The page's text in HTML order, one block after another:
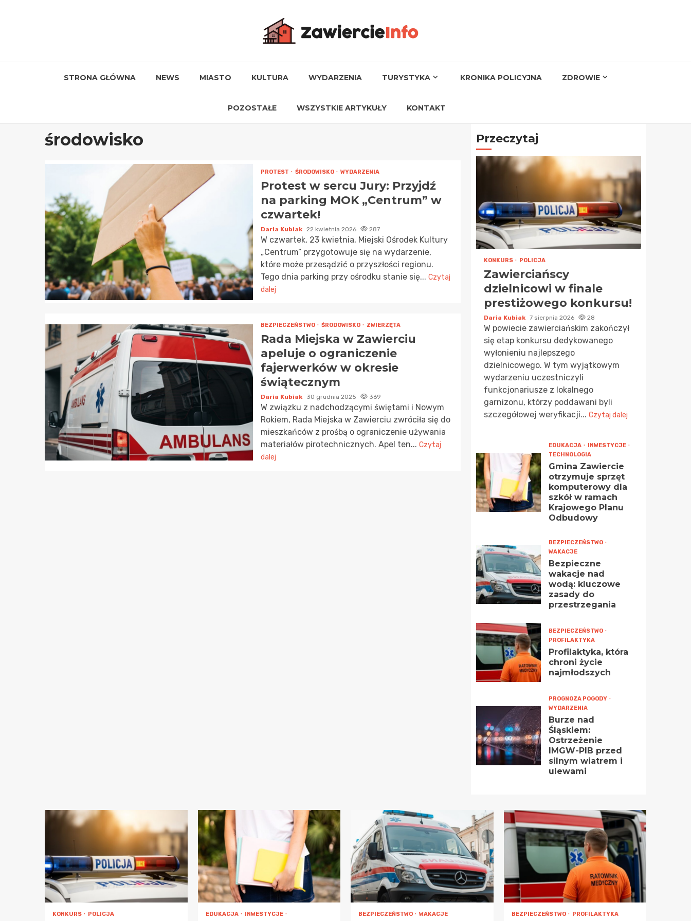
STRONA GŁÓWNA NEWS MIASTO KULTURA WYDARZENIA TURYSTYKA KRONIKA POLICYJNA ZDROWIE
POZOSTAŁE WSZYSTKIE ARTYKUŁY KONTAKT
środowisko
PROTEST ŚRODOWISKO WYDARZENIA
Protest w sercu Jury: Przyjdź
na parking MOK „Centrum” w
czwartek!
Daria Kubiak 22 kwietnia 2026 287
W czwartek, 23 kwietnia, Miejski Ośrodek Kultury
„Centrum” przygotowuje się na wydarzenie,
które może przesądzić o przyszłości regionu.
Tego dnia parking przy ośrodku stanie się... Czytaj
dalej
BEZPIECZEŃSTWO ŚRODOWISKO ZWIERZĘTA
Rada Miejska w Zawierciu
apeluje o ograniczenie
fajerwerków w okresie
świątecznym
Daria Kubiak 30 grudnia 2025 369
W związku z nadchodzącymi świętami i Nowym
Rokiem, Rada Miejska w Zawierciu zwróciła się do
mieszkańców z prośbą o ograniczenie używania
materiałów pirotechnicznych. Apel ten... Czytaj
dalej
Przeczytaj
KONKURS POLICJA
Zawierciańscy
dzielnicowi w finale
prestiżowego konkursu!
Daria Kubiak 7 sierpnia 2026 28
W powiecie zawierciańskim zakończył
się etap konkursu dedykowanego
wyłonieniu najlepszego
dzielnicowego. W tym wyjątkowym
wydarzeniu uczestniczyli
funkcjonariusze z lokalnego
garnizonu, którzy poddawani byli
szczegółowej weryfikacji... Czytaj dalej
EDUKACJA
INWESTYCJE
TECHNOLOGIA
Gmina Zawiercie
otrzymuje sprzęt
komputerowy dla
szkół w ramach
Krajowego Planu
Odbudowy
BEZPIECZEŃSTWO
WAKACJE
Bezpieczne
wakacje nad
wodą: kluczowe
zasady do
przestrzegania
BEZPIECZEŃSTWO
PROFILAKTYKA
Profilaktyka, która
chroni życie
najmłodszych
PROGNOZA POGODY
WYDARZENIA
Burze nad
Śląskiem:
Ostrzeżenie
IMGW-PIB przed
silnym wiatrem i
ulewami
KONKURS POLICJA EDUKACJA
INWESTYCJE
BEZPIECZEŃSTWO WAKACJE BEZPIECZEŃSTWO PROFILAKTYKA